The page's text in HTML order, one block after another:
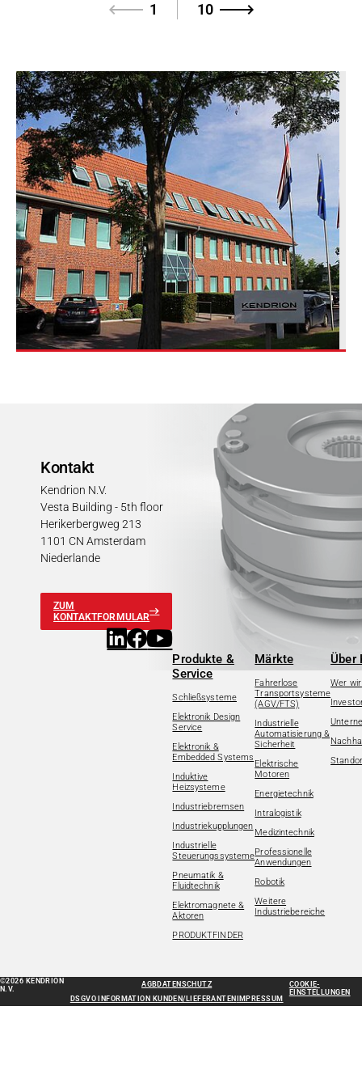
1 10
Kontakt
Kendrion N.V.
Vesta Building - 5th floor
Herikerbergweg 213
1101 CN Amsterdam
Niederlande
ZUM
KONTAKTFORMULAR
Produkte &
Service
Schließsysteme
Elektronik Design
Service
Elektronik &
Embedded Systems
Induktive
Heizsysteme
Industriebremsen
Industriekupplungen
Industrielle
Steuerungssysteme
Pneumatik &
Fluidtechnik
Elektromagnete &
Aktoren
PRODUKTFINDER
Märkte
Fahrerlose
Transportsysteme
(AGV/FTS)
Industrielle
Automatisierung &
Sicherheit
Elektrische
Motoren
Energietechnik
Intralogistik
Medizintechnik
Professionelle
Anwendungen
Robotik
Weitere
Industriebereiche
Über
Wer
©2026 KENDRION
N.V.
AGBDATENSCHUTZ
DSGVO INFORMATION KUNDEN/LIEFERANTEN IMPRESSUM
COOKIE-
EINSTELLUNGEN